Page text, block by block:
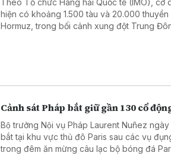
hiện có khoảng 1.500 tàu và 20.000
Hormuz, trong bối cảnh xung đột Trung
Cảnh sát Pháp bắt giữ gần 130 cổ
Bộ trưởng Nội vụ Pháp Laurent Nuñez
bắt tại khu vực thủ đô Paris sau các vụ
trong đêm ăn mừng câu lạc bộ bóng đá